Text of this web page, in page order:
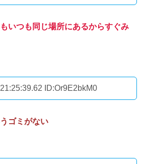
いつも同じ場所にあるからすぐみ
ID:Or9E2bkM0
ゴミがない